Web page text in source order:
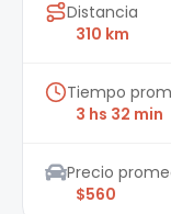
Distancia
310 km
Tiempo
3 hs 32 min
Precio
$560